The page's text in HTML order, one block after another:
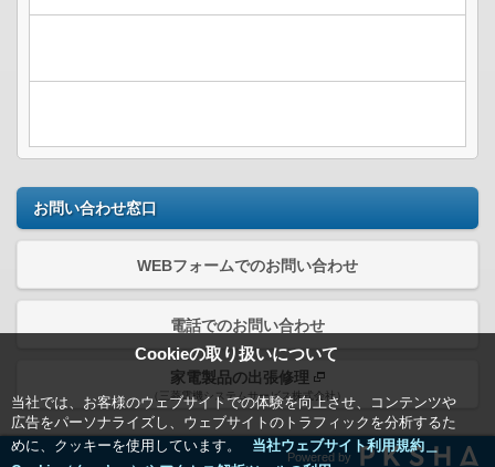
Cookieの取り扱いについて
当社では、お客様のウェブサイトでの体験を向上させ、コンテンツや
広告をパーソナライズし、ウェブサイトのトラフィックを分析するた
めに、クッキーを使用しています。
当社ウェブサイト利用規約＿
お問い合わせ窓口
WEBフォームでのお問い合わせ
電話でのお問い合わせ
家電製品の出張修理
（三菱電機システムサービス株式会社）
Powered by